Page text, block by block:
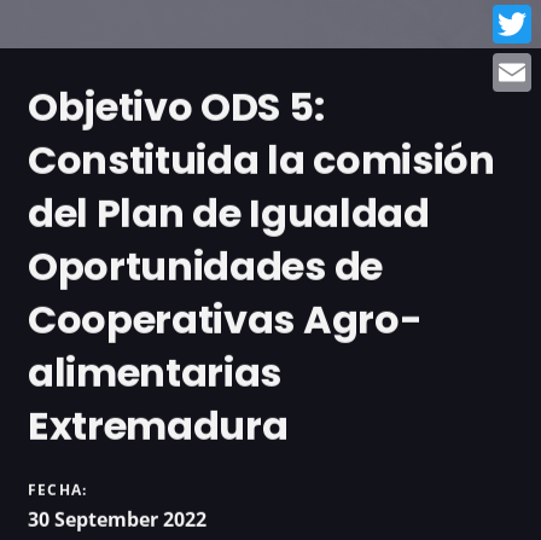
Objetivo ODS 5:
Constituida la comisión
del Plan de Igualdad
Oportunidades de
Cooperativas Agro-
alimentarias
Extremadura
FECHA:
30 September 2022